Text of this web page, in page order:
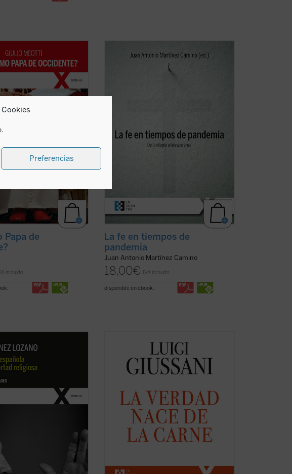
Preferencias
ha sido, como Meotti
un coloso, finalmente
sus esfuerzos por salvar a
occidental, pero que ha
de sí los códigos que aún
Papa de
incluido
El fenómeno que padecemos plantea
preguntas nada fáciles de resolver:
¿estaremos ante un cambio de época?
La fe en tiempos de
pandemia
Juan Antonio Martínez Camino
18,00€ IVA incluido
disponible en ebook:
de esta primera obra
como pequeño
figura. Tal y como señala
prologuista de esta
en la parte final de su
en una especie de
Este libro recoge las lecciones
pronunciadas por Giussani en los
Ejercicios Espirituales de la Fraternidad
de Comunión y Liberación celebrados
cristianismo sino el acontecimiento de
un hombre nuevo que, por su ...(ver